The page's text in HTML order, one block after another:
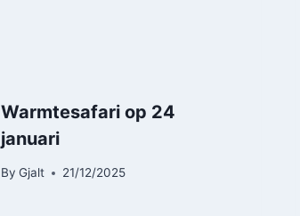
Warmtesafari op 24
januari
By Gjalt 21/12/2025